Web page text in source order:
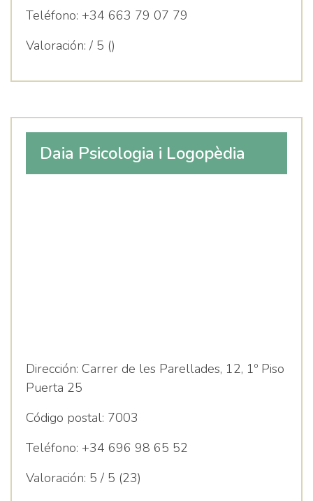
Teléfono: +34 663 79 07 79
Valoración: / 5 ()
Daia Psicologia i Logopèdia
Dirección: Carrer de les Parellades, 12, 1º Piso
Puerta 25
Código postal: 7003
Teléfono: +34 696 98 65 52
Valoración: 5 / 5 (23)